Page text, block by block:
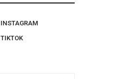
INSTAGRAM
TIKTOK